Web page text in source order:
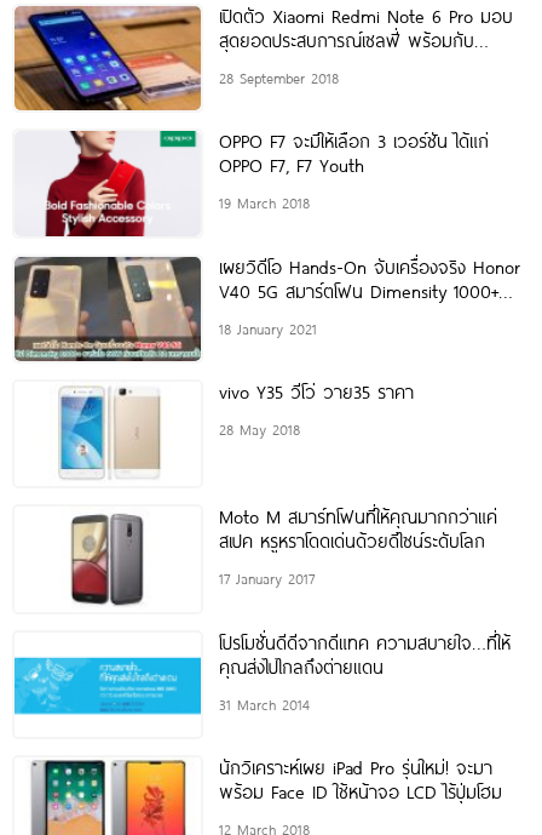
เปิดตัว Xiaomi Redmi Note 6 Pro มอบ
สุดยอดประสบการณ์เซลฟี่ พร้อมกับ
6,990
28 September 2018
OPPO F7 จะมีให้เลือก 3 เวอร์ชัน ได้แก่
OPPO F7, F7 Youth
19 March 2018
เผยวิดีโอ Hands-On จับเครื่องจริง Honor
V40 5G สมาร์ตโฟน Dimensity 1000+
18 January 2021
vivo Y35 วีโว่ วาย35 ราคา
28 May 2018
Moto M สมาร์ทโฟนที่ให้คุณมากกว่าแค่
สเปค หรูหราโดดเด่นด้วยดีไซน์ระดับโลก
17 January 2017
โปรโมชั่นดีดีจากดีแทค ความสบายใจ…ที่ให้
คุณส่งไปไกลถึงต่ายแดน
31 March 2014
นักวิเคราะห์เผย iPad Pro รุ่นใหม่! จะมา
พร้อม Face ID ใช้หน้าจอ LCD ไร้ปุ่มโฮม
12 March 2018